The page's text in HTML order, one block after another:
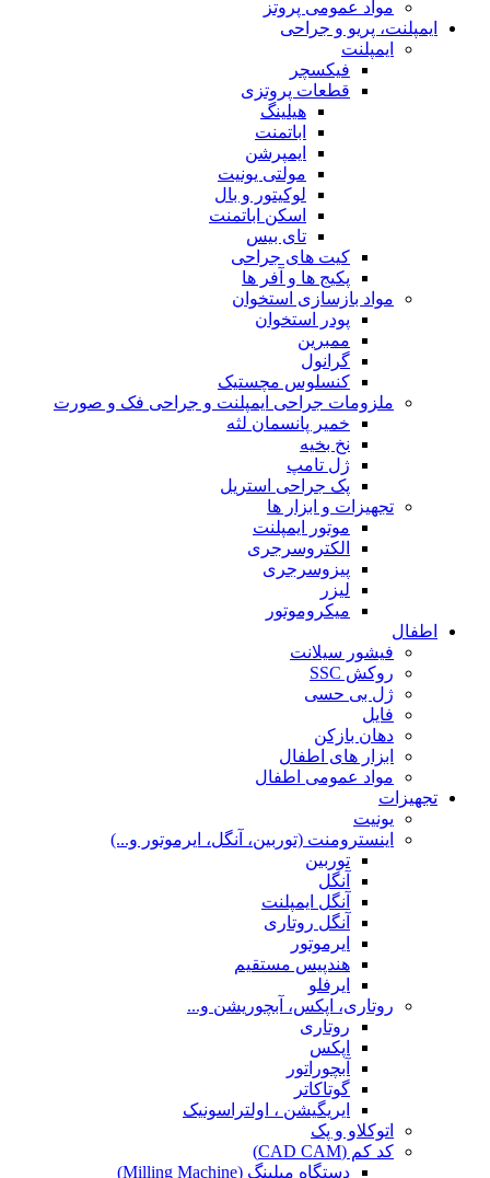
مواد عمومی پروتز
ایمپلنت، پریو و جراحی
ایمپلنت
فیکسچر
قطعات پروتزی
هیلینگ
اباتمنت
ایمپرشن
مولتی یونیت
لوکیتور و بال
اسکن اباتمنت
تای بیس
کیت های جراحی
پکیج ها و آفر ها
مواد بازسازی استخوان
پودر استخوان
ممبرین
گرانول
کنسلوس مچستیک
ملزومات جراحی ایمپلنت و جراحی فک و صورت
خمیر پانسمان لثه
نخ بخیه
ژل تامپ
پک جراحی استریل
تجهیزات و ابزار ها
موتور ایمپلنت
الکتروسرجری
پیزوسرجری
لیزر
میکروموتور
اطفال
فیشور سیلانت
روکش SSC
ژل بی حسی
فایل
دهان بازکن
ابزار های اطفال
مواد عمومی اطفال
تجهیزات
یونیت
اینسترومنت (توربین، آنگل، ایرموتور و...)
توربین
آنگل
آنگل ایمپلنت
آنگل روتاری
ایرموتور
هندپیس مستقیم
ایرفلو
روتاری، اپکس، آبچوریشن و...
روتاری
اپکس
آبچوراتور
گوتاکاتر
ایریگیشن ، اولتراسونیک
اتوکلاو و پک
کد کم (CAD CAM)
دستگاه میلینگ (Milling Machine)